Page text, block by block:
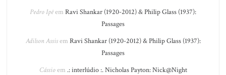
Pedro Ipêem Ravi Shankar (1920-2012) & Philip Glass (1937):
Passages
Adilson Assisem Ravi Shankar (1920-2012) & Philip Glass (1937):
Passages
Cássioem .: interlúdio :. Nicholas Payton: Nick@Night